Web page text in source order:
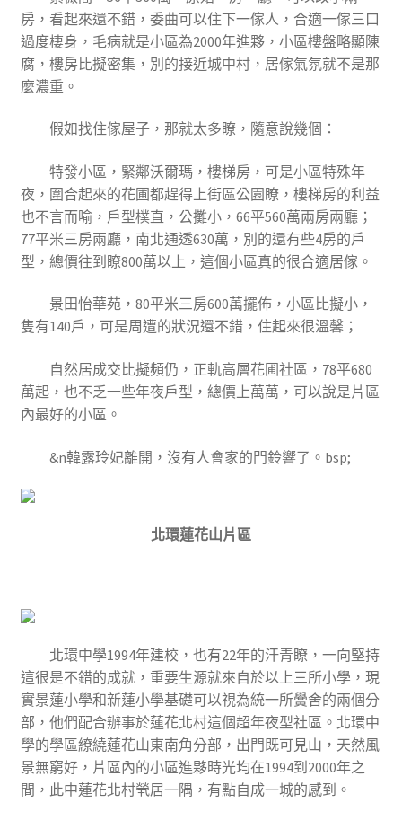
房，看起來還不錯，委曲可以住下一傢人，合適一傢三口
過度棲身，毛病就是小區為2000年進夥，小區樓盤略顯陳
腐，樓房比擬密集，別的接近城中村，居傢氣氛就不是那
麼濃重。
假如找住傢屋子，那就太多瞭，隨意說幾個：
特發小區，緊鄰沃爾瑪，樓梯房，可是小區特殊年
夜，圍合起來的花圃都趕得上街區公園瞭，樓梯房的利益
也不言而喻，戶型樸直，公攤小，66平560萬兩房兩廳；
77平米三房兩廳，南北通透630萬，別的還有些4房的戶
型，總價往到瞭800萬以上，這個小區真的很合適居傢。
景田怡華苑，80平米三房600萬擺佈，小區比擬小，
隻有140戶，可是周遭的狀況還不錯，住起來很溫馨；
自然居成交比擬頻仍，正軌高層花圃社區，78平680
萬起，也不乏一些年夜戶型，總價上萬萬，可以說是片區
內最好的小區。
&n韓露玲妃離開，沒有人會家的門鈴響了。bsp;
北環蓮花山片區
北環中學1994年建校，也有22年的汗青瞭，一向堅持
這很是不錯的成就，重要生源就來自於以上三所小學，現
實景蓮小學和新蓮小學基礎可以視為統一所黌舍的兩個分
部，他們配合辦事於蓮花北村這個超年夜型社區。北環中
學的學區繚繞蓮花山東南角分部，出門既可見山，天然風
景無窮好，片區內的小區進夥時光均在1994到2000年之
間，此中蓮花北村煢居一隅，有點自成一城的感到。